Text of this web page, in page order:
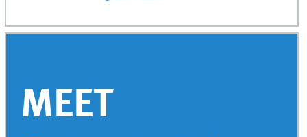
MEET